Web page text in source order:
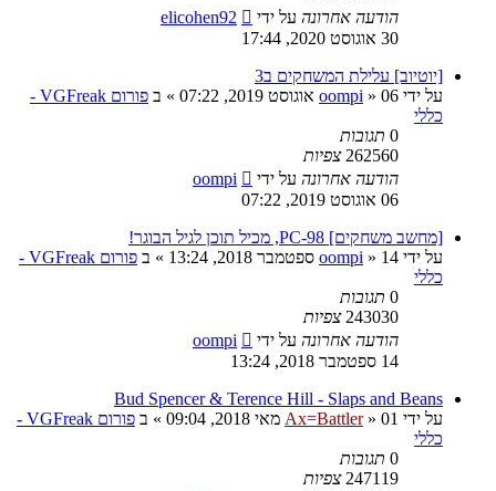
הודעה אחרונה על ידי
elicohen92
30 אוגוסט 2020, 17:44
[יוטיוב] עלילת המשחקים ב3
על ידי
oompi » 06 אוגוסט 2019, 07:22 » ב
פורום VGFreak -
כללי
0 תגובות
262560 צפיות
הודעה אחרונה על ידי
oompi
06 אוגוסט 2019, 07:22
[מחשב משחקים] PC-98, מכיל תוכן לגיל הבוגר!
על ידי
oompi » 14 ספטמבר 2018, 13:24 » ב
פורום VGFreak -
כללי
0 תגובות
243030 צפיות
הודעה אחרונה על ידי
oompi
14 ספטמבר 2018, 13:24
Bud Spencer & Terence Hill - Slaps and Beans
על ידי
Ax=Battler» 01 מאי 2018, 09:04 » ב
פורום VGFreak -
כללי
0 תגובות
247119 צפיות